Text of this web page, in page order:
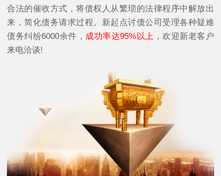
合法的催收方式，将债权人从繁琐的法律程序中解放出
来，简化债务请求过程。新起点讨债公司受理各种疑难
债务纠纷6000余件， 成功率达95%以上 ，欢迎新老客户
来电洽谈!